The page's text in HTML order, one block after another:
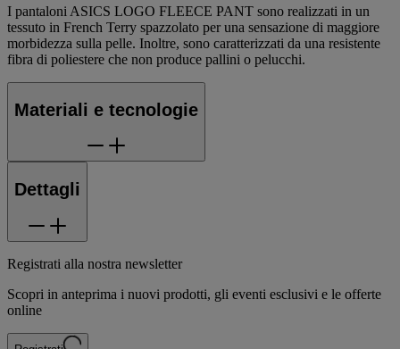
I pantaloni ASICS LOGO FLEECE PANT sono realizzati in un
tessuto in French Terry spazzolato per una sensazione di maggiore
morbidezza sulla pelle. Inoltre, sono caratterizzati da una resistente
fibra di poliestere che non produce pallini o pelucchi.
Materiali e tecnologie
Dettagli
Registrati alla nostra newsletter
Scopri in anteprima i nuovi prodotti, gli eventi esclusivi e le offerte
online